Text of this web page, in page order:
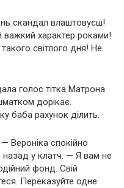
скандал влаштовуєш!
важкий характер роками!
світлого дня! Не
голос тітка Матрона.
дорікає.
баба рахунок ділить.
Вероніка спокійно
назад у клатч. — Я вам не
фонд. Свій
Переказуйте одне